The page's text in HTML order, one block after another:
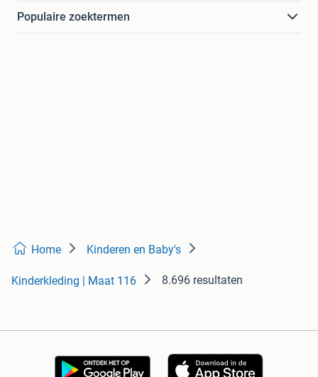
Populaire zoektermen
Home Kinderen en Baby's
Kinderkleding | Maat 116 8.696 resultaten